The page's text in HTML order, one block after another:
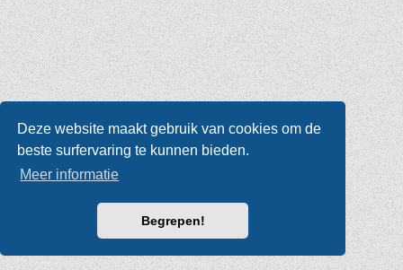
Deze website maakt gebruik van cookies om de
beste surfervaring te kunnen bieden.
Meer informatie
Begrepen!